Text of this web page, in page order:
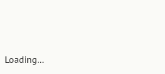
Loading...